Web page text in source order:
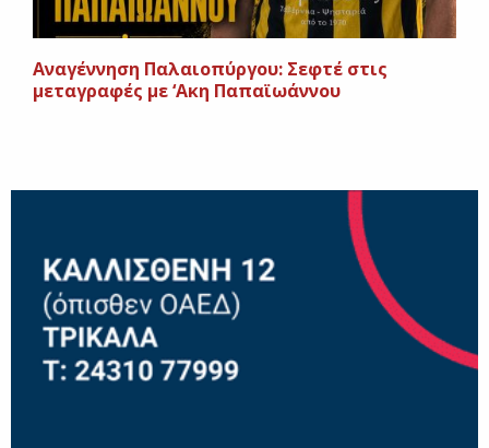
Αναγέννηση Παλαιοπύργου: Σεφτέ στις
μεταγραφές με ‘Ακη Παπαϊωάννου